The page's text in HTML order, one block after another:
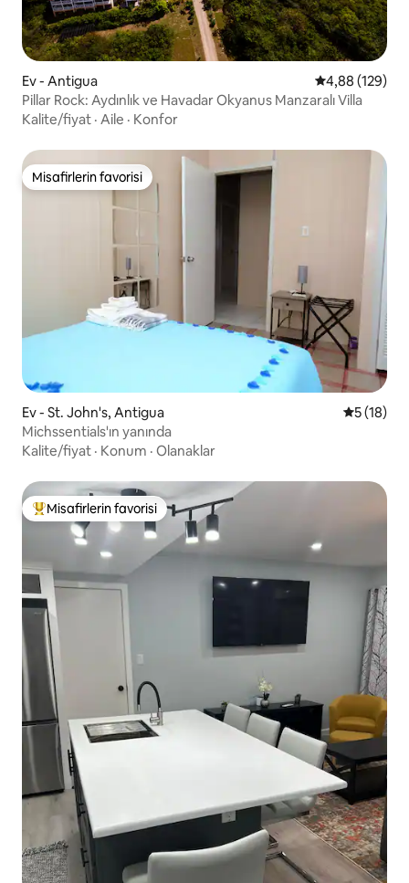
Ev - Antigua 5 üzerinden
4,88 (129)
Pillar Rock: Aydınlık ve Havadar Okyanus Manzaralı Villa
Kalite/fiyat · Aile · Konfor
Misafirlerin favorisi
Misafirlerin favorisi
Ev - St. John's, Antigua 55 (18)
Michssentials'ın yanında
Kalite/fiyat · Konum · Olanaklar
Misafirlerin favorilerinden en beğenilenler arasında
Misafirlerin favorisi